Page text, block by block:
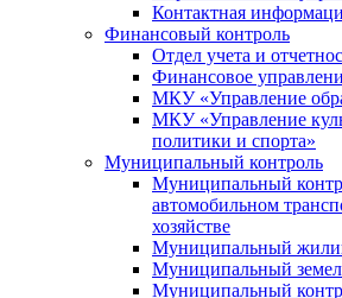
Контактная
Финансовый контроль
Отдел учета и
Финансовое
МКУ «Управление
МКУ «Управление
политики и спорта»
Муниципальный контроль
Муниципальный
автомобильном
хозяйстве
Муниципальный
Муниципальный
Муниципальный